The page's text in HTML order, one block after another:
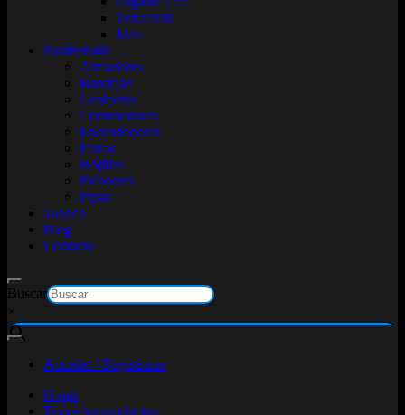
Terrafertil
Mas
Parafernalia
Armadores
Bandejas
Ceniceros
Contenedores
Encendedores
Filtros
Hojillas
Picadores
Pipas
Tabaco
Blog
Contacto
Buscar
×
Acceder / Registrarse
Home
Todos los productos